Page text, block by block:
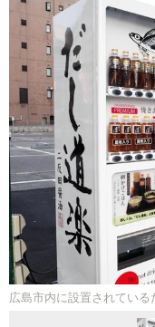
広島市内に設置されてい